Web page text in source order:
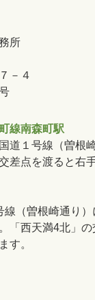
所
－４
線南森町駅
道１号線（曽根
差点を渡ると右
線（曽根崎通り
「西天満4北」
す。